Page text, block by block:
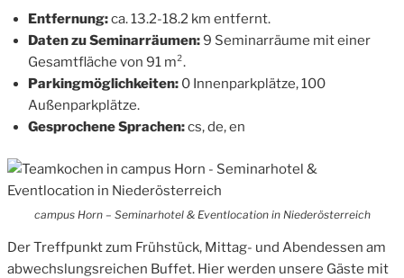
Entfernung:ca. 13.2-18.2 km entfernt.
Daten zu Seminarräumen:9 Seminarräume mit einer
Gesamtfläche von 91 m².
Parkingmöglichkeiten: 0 Innenparkplätze, 100
Außenparkplätze.
Gesprochene Sprachen:cs, de, en
campus Horn – Seminarhotel & Eventlocation in Niederösterreich
Der Treffpunkt zum Frühstück, Mittag- und Abendessen am
abwechslungsreichen Buffet. Hier werden unsere Gäste mit